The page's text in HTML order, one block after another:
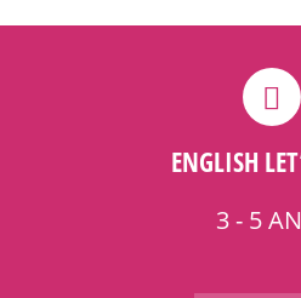
ENGLISH
3 - 5